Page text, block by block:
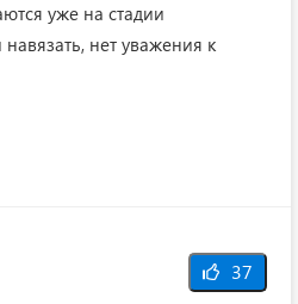
уже на стадии
нет уважения к
37